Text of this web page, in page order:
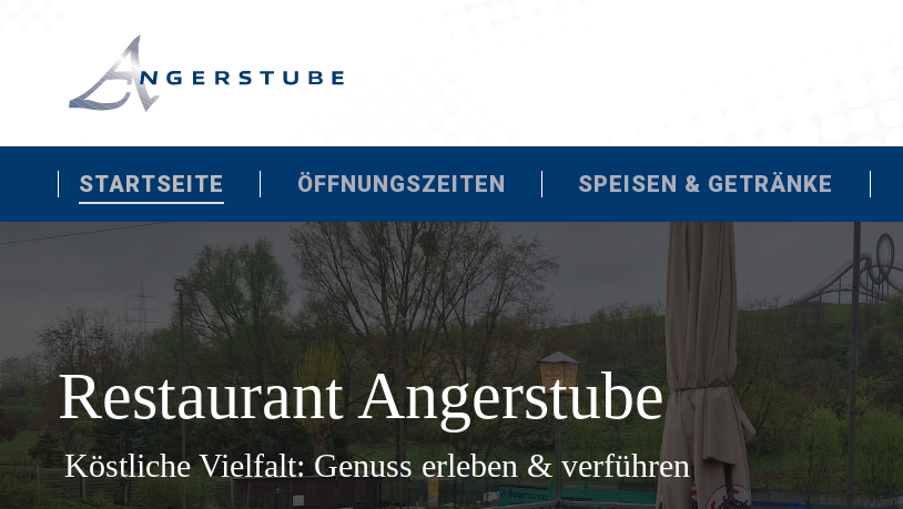
STARTSEITE ÖFFNUNGSZEITEN SPEISEN & GETRÄNKE
Restaurant Angerstube
Köstliche Vielfalt: Genuss erleben & verführen